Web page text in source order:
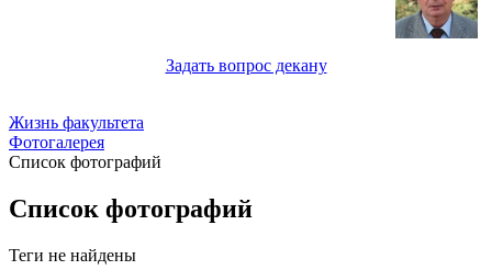
Задать вопрос декану
Жизнь факультета
Фотогалерея
Список фотографий
Список фотографий
Теги не найдены